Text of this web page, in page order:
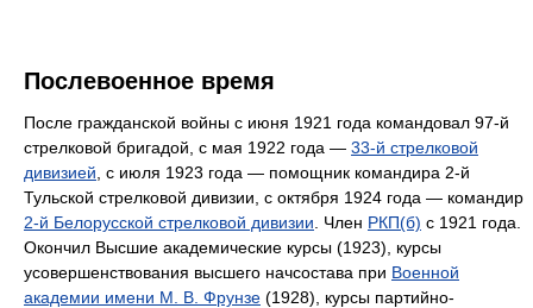
Послевоенное время
После гражданской войны с июня 1921 года командовал 97-й
стрелковой бригадой, с мая 1922 года — 33-й стрелковой
дивизией , с июля 1923 года — помощник командира 2-й
Тульской стрелковой дивизии, с октября 1924 года — командир
2-й Белорусской стрелковой дивизии . Член РКП(б) с 1921 года.
Окончил Высшие академические курсы (1923), курсы
усовершенствования высшего начсостава при Военной
академии имени М. В. Фрунзе (1928), курсы партийно-